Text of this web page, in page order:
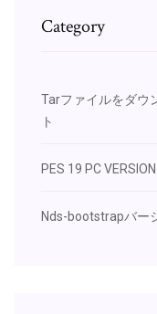
Category
Tarファイルをダウ
ト
PES 19 PC
Nds-bootstrapバー